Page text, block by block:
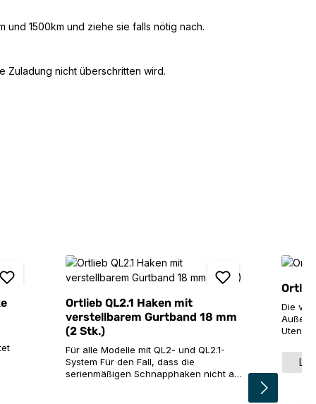
1500km und ziehe sie falls nötig nach.
Zuladung nicht überschritten wird.
Ortlieb QL2.1 Haken mit
verstellbarem Gurtband 18 mm
(2 Stk.)
Für alle Modelle mit QL2- und QL2.1-
System Für den Fall, dass die
serienmäßigen Schnapphaken nicht an
Die
und
L